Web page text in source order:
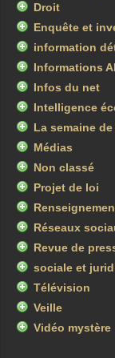
Droit
Enquête et
information
Informations
Infos du net
Intelligence
La semaine
Médias
Non classé
Projet de loi
Réseaux
Revue de
sociale et
Télévision
Veille
Vidéo mystère